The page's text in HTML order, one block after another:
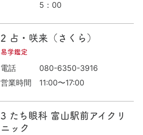
5：00
2 占・咲来（さくら）
易学鑑定
電話
080-6350-3916
営業時間
11:00〜17:00
3 たち眼科 富山駅前アイクリ
ニック